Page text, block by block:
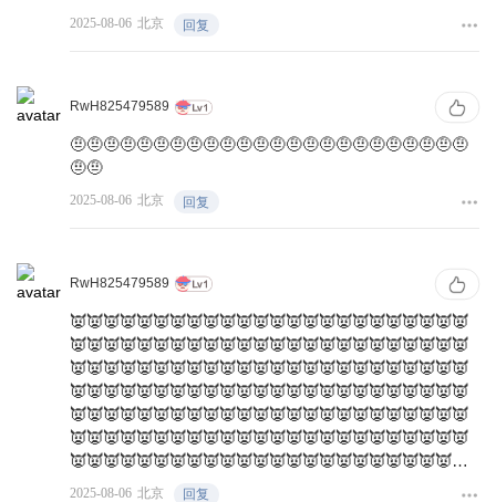
😬👋🍛👀🔮👉👪❌😬👋🍛👀🔮👉👪❌😬👋🍛👀🔮👉👪
❌😬👋🍛👀🔮👉👪❌😬👋🍛👀🔮👉👪❌😬👋🍛👀🔮👉
🔮👉👪❌😬👋🍛👀🔮👉👪❌😬👋🍛👀🔮👉👪❌😬👋🍛
🍛👀🔮👉👪❌😬👋🍛👀🔮👉👪❌😬👋🍛👀🔮👉👪❌😬
👋🍛👀🔮👉👪❌😬👋🍛👀🔮👉👪❌😬👋🍛👀🔮👉👪❌
😬👋🍛👀🔮👉👪❌😬👋🍛👀🔮👉👪❌😬👋🍛👀🔮👉👪
👉👪❌😬👋🍛👀🔮👉👪❌😬👋🍛👀🔮👉👪❌😬👋🍛👀
🔮👉👪❌😬👋🍛👀🔮👉👪❌😬👋🍛👀🔮👉👪❌😬👋🍛
👀🔮👉👪❌😬👋🍛👀🔮👉👪❌😬👋🍛👀🔮👉👪❌😬👋
🍛👀🔮👉👪❌😬👋🍛👀🔮👉👪❌😬👋🍛👀🔮👉👪❌😬
👋🍛👀🔮👉👪❌😬👋🍛👀🔮👉👪❌😬👋🍛👀🔮👉👪❌
😬👋🍛👀🔮👉👪❌😬👋🍛👀🔮👉👪❌😬👋🍛👀🔮👉👪
❌😬👋🍛👀🔮👉👪❌😬👋🍛👀🔮👉👪❌😬👋🍛👀🔮👉
👪❌😬👋🍛👀🔮👉👪❌😬👋🍛👀🔮👉👪
2025-08-06 北京 回复
RwH825479589
🤨🤨🤨🤨🤨🤨🤨🤨🤨🤨🤨🤨🤨🤨🤨🤨🤨🤨🤨🤨🤨🤨🤨🤨
🤨🤨
2025-08-06 北京 回复
RwH825479589
👿👿👿👿👿👿👿👿👿👿👿👿👿👿👿👿👿👿👿👿👿👿👿👿
👿👿👿👿👿👿👿👿👿👿👿👿👿👿👿👿👿👿👿👿👿👿👿👿
👿👿👿👿👿👿👿👿👿👿👿👿👿👿👿👿👿👿👿👿👿👿👿👿
👿👿👿👿👿👿👿👿👿👿👿👿👿👿👿👿👿👿👿👿👿👿👿👿
👿👿👿👿👿👿👿👿👿👿👿👿👿👿👿👿👿👿👿👿👿👿👿👿
👿👿👿👿👿👿👿👿👿👿👿👿👿👿👿👿👿👿👿👿👿👿👿👿
👿👿👿👿👿👿👿👿👿👿👿👿👿👿👿👿👿👿👿👿👿👿👿👿
👿👿👿👿👿👿👿👿👿👿👿👿👿👿👿👿👿👿👿👿👿👿👿👿
2025-08-06 北京 回复